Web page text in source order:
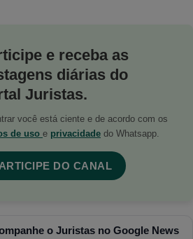
e receba as
diárias do
Juristas.
você está ciente e de acordo com os
de uso e privacidade do Whatsapp.
DO CANAL
o Juristas no Google News